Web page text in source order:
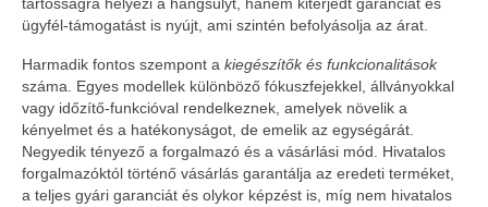
tartósságra helyezi a hangsúlyt, hanem kiterjedt garanciát és
ügyfél-támogatást is nyújt, ami szintén befolyásolja az árat.
Harmadik fontos szempont a kiegészítők és funkcionalitások
száma. Egyes modellek különböző fókuszfejekkel, állványokkal
vagy időzítő-funkcióval rendelkeznek, amelyek növelik a
kényelmet és a hatékonyságot, de emelik az egységárát.
Negyedik tényező a forgalmazó és a vásárlási mód. Hivatalos
forgalmazóktól történő vásárlás garantálja az eredeti terméket,
a teljes gyári garanciát és olykor képzést is, míg nem hivatalos